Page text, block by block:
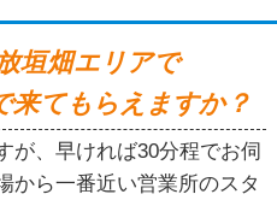
垣畑エリアで
来てもらえますか？
が、早ければ30分程でお伺
から一番近い営業所のスタ